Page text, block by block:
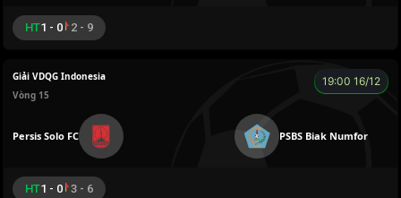
HT1 - 0 2 - 9
Giải VDQG Indonesia
Vòng 15
19:00 16/12
Persis Solo FC PSBS Biak Numfor
HT1 - 0 3 - 6